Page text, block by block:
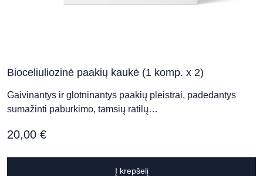
Bioceliuliozinė paakių kaukė (1 komp. x 2)
Gaivinantys ir glotninantys paakių pleistrai, padedantys
sumažinti paburkimo, tamsių ratilų…
20,00 €
Į krepšelį